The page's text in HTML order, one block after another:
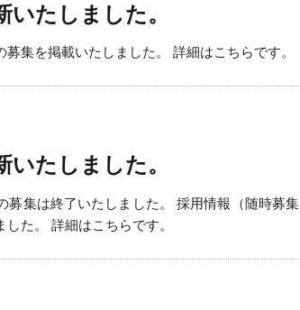
たしました。
集を掲載いたしました。 詳細はこちらです。
たしました。
集は終了いたしました。 採用情報（随時募
た。 詳細はこちらです。